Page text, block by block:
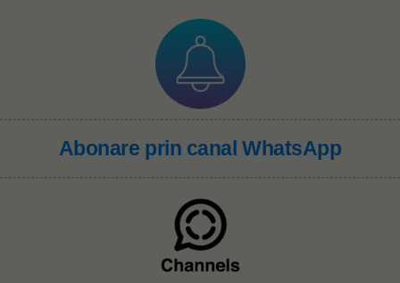
Abonare prin canal WhatsApp